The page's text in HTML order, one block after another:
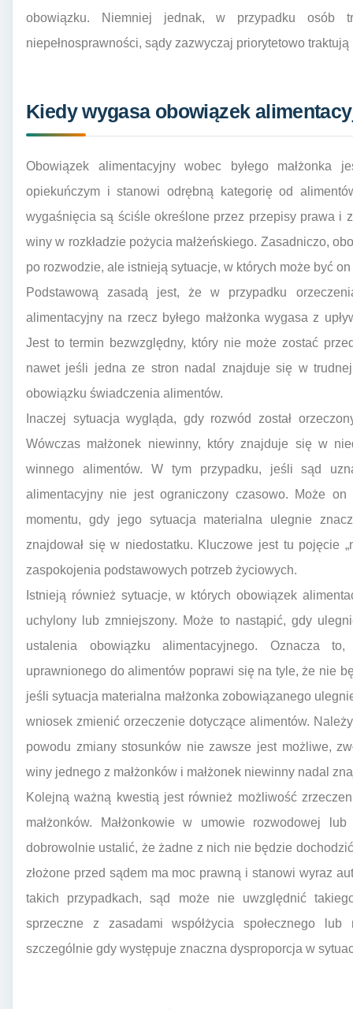
obowiązku. Niemniej jednak, w przypadku osób
niepełnosprawności, sądy zazwyczaj priorytetowo traktują
Kiedy wygasa obowiązek
Obowiązek alimentacyjny wobec byłego małżonka
opiekuńczym i stanowi odrębną kategorię od
wygaśnięcia są ściśle określone przez przepisy prawa i
winy w rozkładzie pożycia małżeńskiego. Zasadniczo,
po rozwodzie, ale istnieją sytuacje, w których może być
Podstawową zasadą jest, że w przypadku
alimentacyjny na rzecz byłego małżonka wygasa z
Jest to termin bezwzględny, który nie może zostać
nawet jeśli jedna ze stron nadal znajduje się w
obowiązku świadczenia alimentów.
Inaczej sytuacja wygląda, gdy rozwód został
Wówczas małżonek niewinny, który znajduje się w
winnego alimentów. W tym przypadku, jeśli sąd
alimentacyjny nie jest ograniczony czasowo. Może
momentu, gdy jego sytuacja materialna ulegnie
znajdował się w niedostatku. Kluczowe jest tu pojęcie
zaspokojenia podstawowych potrzeb życiowych.
Istnieją również sytuacje, w których obowiązek
uchylony lub zmniejszony. Może to nastąpić, gdy
ustalenia obowiązku alimentacyjnego. Oznacza
uprawnionego do alimentów poprawi się na tyle, że nie
jeśli sytuacja materialna małżonka zobowiązanego
wniosek zmienić orzeczenie dotyczące alimentów.
powodu zmiany stosunków nie zawsze jest możliwe,
winy jednego z małżonków i małżonek niewinny nadal
Kolejną ważną kwestią jest również możliwość
małżonków. Małżonkowie w umowie rozwodowej
dobrowolnie ustalić, że żadne z nich nie będzie
złożone przed sądem ma moc prawną i stanowi wyraz
takich przypadkach, sąd może nie uwzględnić
sprzeczne z zasadami współżycia społecznego lub
szczególnie gdy występuje znaczna dysproporcja w